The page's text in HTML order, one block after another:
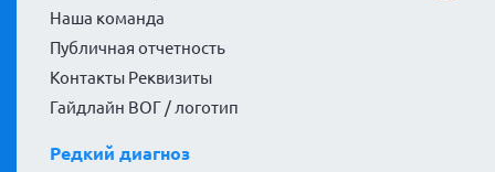
Наша команда
Публичная отчетность
Контакты Реквизиты
Гайдлайн ВОГ / логотип
Редкий диагноз